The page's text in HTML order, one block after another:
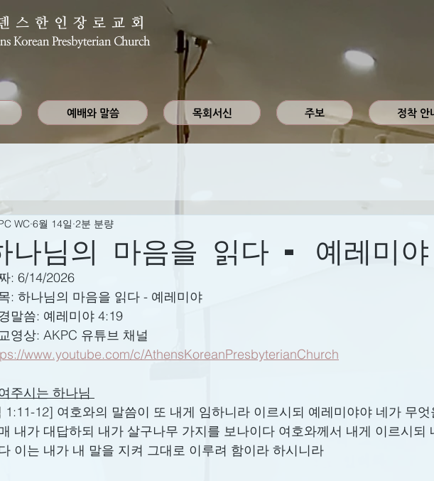
스한인장로교회
Korean Presbyterian Church
나님의 마음을 읽다 - 예레미야
WC 6월 14일 2분 분량
: 6/14/2026
: 하나님의 마음을 읽다 - 예레미야
말씀: 예레미야 4:19
영상: AKPC 유튜브 채널
www.youtube.com/c/AthensKoreanPresbyterianChurch
주시는 하나님
1:11-12] 여호와의 말씀이 또 내게 임하니라 이르시되 예레미야야 네가 무
내가 대답하되 내가 살구나무 가지를 보나이다 여호와께서 내게 이르시되
이는 내가 내 말을 지켜 그대로 이루려 함이라 하시니라
예배와 말씀 목회서신 주보 정착 안